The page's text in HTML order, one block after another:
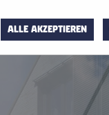
ALLE AKZEPTIEREN